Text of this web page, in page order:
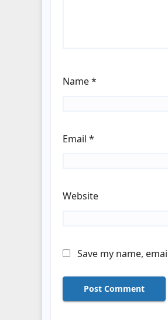
Name*
Email *
Website
Save my name,